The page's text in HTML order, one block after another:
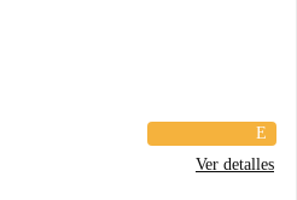
E
Ver detalles